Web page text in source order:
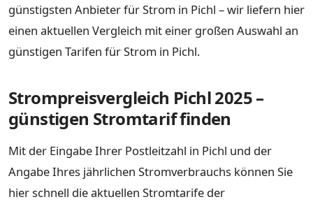
günstigsten Anbieter für Strom in Pichl – wir liefern hier
einen aktuellen Vergleich mit einer großen Auswahl an
günstigen Tarifen für Strom in Pichl.
Strompreisvergleich Pichl 2025 –
günstigen Stromtarif finden
Mit der Eingabe Ihrer Postleitzahl in Pichl und der
Angabe Ihres jährlichen Stromverbrauchs können Sie
hier schnell die aktuellen Stromtarife der